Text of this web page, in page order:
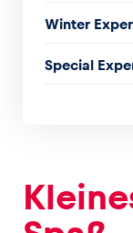
Winter
Special